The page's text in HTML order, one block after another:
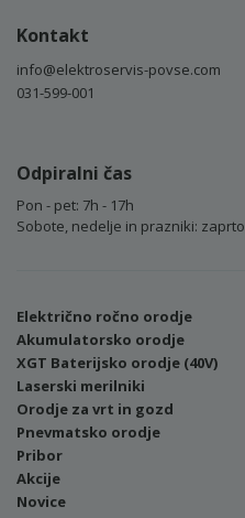
Kontakt
info@elektroservis-povse.com
031-599-001
Odpiralni čas
Pon - pet: 7h - 17h
Sobote, nedelje in prazniki: zaprto
Električno ročno orodje
Akumulatorsko orodje
XGT Baterijsko orodje (40V)
Laserski merilniki
Orodje za vrt in gozd
Pnevmatsko orodje
Pribor
Akcije
Novice